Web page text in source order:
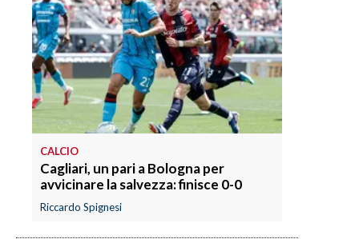
SARDI NEL MONDO
NOTIZIE
EVENTI
#CARAUNIONE
3 MINUTI CON
INSULARITÀ
CALCIO
Cagliari, un pari a Bologna per
avvicinare la salvezza: finisce 0-0
Riccardo Spignesi